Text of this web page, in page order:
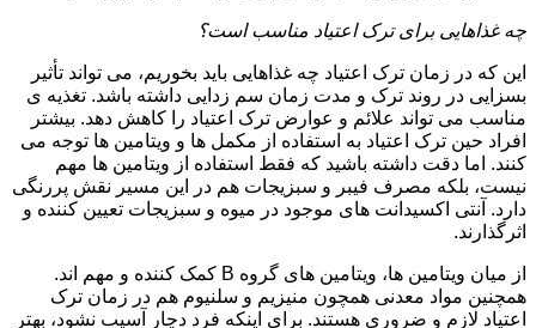
چه غذاهایی برای ترک اعتیاد مناسب است؟
این که در زمان ترک اعتیاد چه غذاهایی باید بخوریم، می تواند تأثیر
بسزایی در روند ترک و مدت زمان سم زدایی داشته باشد. تغذیه ی
مناسب می تواند علائم و عوارض ترک اعتیاد را کاهش دهد. بیشتر
افراد حین ترک اعتیاد به استفاده از مکمل ها و ویتامین ها توجه می
کنند. اما دقت داشته باشید که فقط استفاده از ویتامین ها مهم
نیست، بلکه مصرف فیبر و سبزیجات هم در این مسیر نقش پررنگی
دارد. آنتی اکسیدانت های موجود در میوه و سبزیجات تعیین کننده و
اثرگذارند.
از میان ویتامین ها، ویتامین های گروه B کمک کننده و مهم اند.
همچنین مواد معدنی همچون منیزیم و سلنیوم هم در زمان ترک
اعتیاد لازم و ضروری هستند. برای اینکه فرد دچار آسیب نشود، بهتر